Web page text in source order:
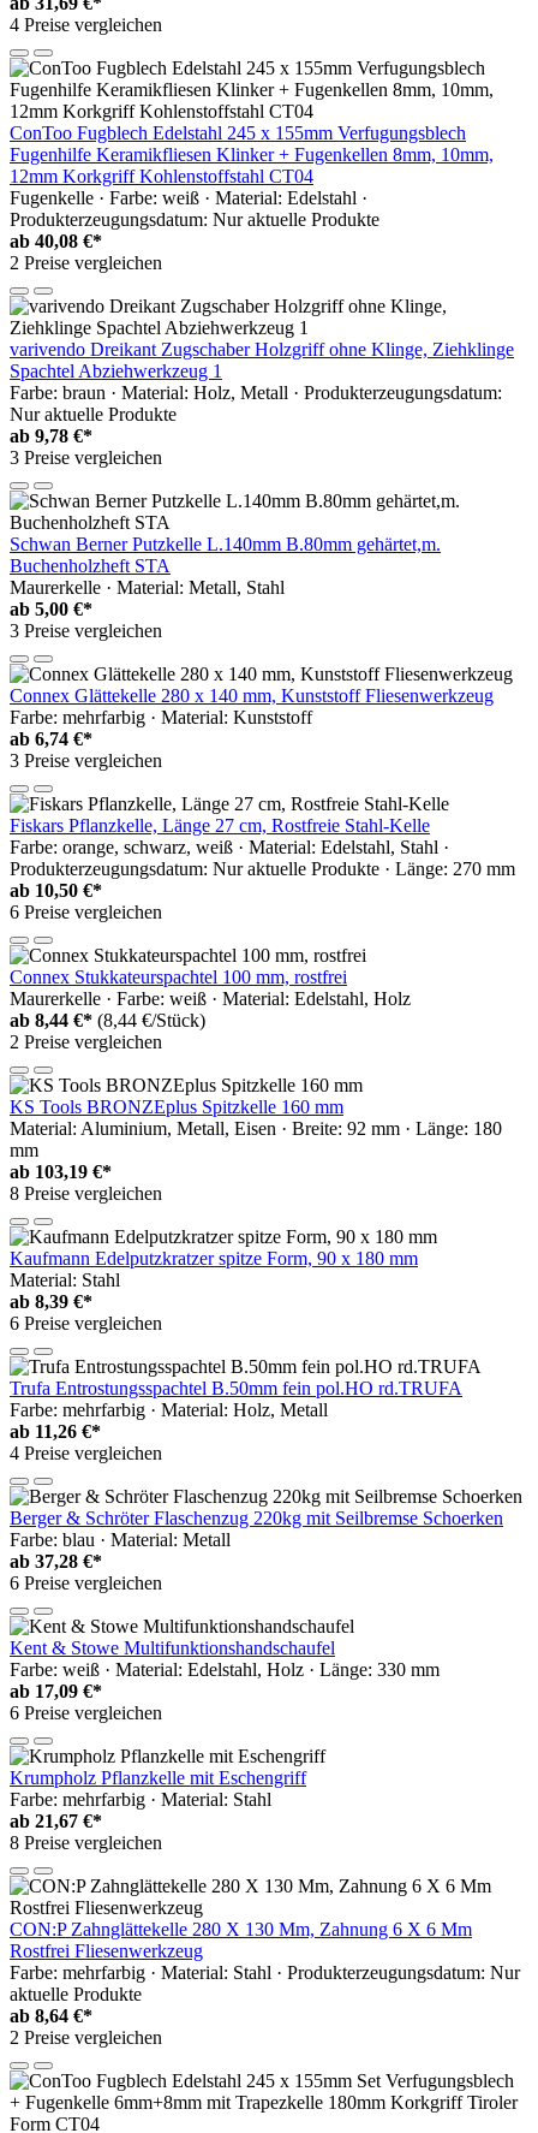
4 Preise vergleichen
ConToo Fugblech Edelstahl 245 x 155mm Verfugungsblech
Fugenhilfe Keramikfliesen Klinker + Fugenkellen 8mm, 10mm,
12mm Korkgriff Kohlenstoffstahl CT04
Fugenkelle · Farbe: weiß · Material: Edelstahl ·
Produkterzeugungsdatum: Nur aktuelle Produkte
ab 40,08 €*
2 Preise vergleichen
varivendo Dreikant Zugschaber Holzgriff ohne Klinge, Ziehklinge
Spachtel Abziehwerkzeug 1
Farbe: braun · Material: Holz, Metall · Produkterzeugungsdatum:
Nur aktuelle Produkte
ab 9,78 €*
3 Preise vergleichen
Schwan Berner Putzkelle L.140mm B.80mm gehärtet,m.
Buchenholzheft STA
Maurerkelle · Material: Metall, Stahl
ab 5,00 €*
3 Preise vergleichen
Connex Glättekelle 280 x 140 mm, Kunststoff Fliesenwerkzeug
Farbe: mehrfarbig · Material: Kunststoff
ab 6,74 €*
3 Preise vergleichen
Fiskars Pflanzkelle, Länge 27 cm, Rostfreie Stahl-Kelle
Farbe: orange, schwarz, weiß · Material: Edelstahl, Stahl ·
Produkterzeugungsdatum: Nur aktuelle Produkte · Länge: 270 mm
ab 10,50 €*
6 Preise vergleichen
Connex Stukkateurspachtel 100 mm, rostfrei
Maurerkelle · Farbe: weiß · Material: Edelstahl, Holz
ab 8,44 €* (8,44 €/Stück)
2 Preise vergleichen
KS Tools BRONZEplus Spitzkelle 160 mm
Material: Aluminium, Metall, Eisen · Breite: 92 mm · Länge: 180
mm
ab 103,19 €*
8 Preise vergleichen
Kaufmann Edelputzkratzer spitze Form, 90 x 180 mm
Material: Stahl
ab 8,39 €*
6 Preise vergleichen
Trufa Entrostungsspachtel B.50mm fein pol.HO rd.TRUFA
Farbe: mehrfarbig · Material: Holz, Metall
ab 11,26 €*
4 Preise vergleichen
Berger & Schröter Flaschenzug 220kg mit Seilbremse Schoerken
Farbe: blau · Material: Metall
ab 37,28 €*
6 Preise vergleichen
Kent & Stowe Multifunktionshandschaufel
Farbe: weiß · Material: Edelstahl, Holz · Länge: 330 mm
ab 17,09 €*
6 Preise vergleichen
Krumpholz Pflanzkelle mit Eschengriff
Farbe: mehrfarbig · Material: Stahl
ab 21,67 €*
8 Preise vergleichen
CON:P Zahnglättekelle 280 X 130 Mm, Zahnung 6 X 6 Mm
Rostfrei Fliesenwerkzeug
Farbe: mehrfarbig · Material: Stahl · Produkterzeugungsdatum: Nur
aktuelle Produkte
ab 8,64 €*
2 Preise vergleichen